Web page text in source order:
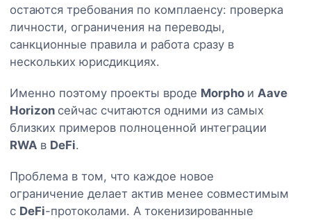
остаются требования по комплаенсу: проверка
личности, ограничения на переводы,
санкционные правила и работа сразу в
нескольких юрисдикциях.
Именно поэтому проекты вроде Morpho и Aave
Horizon сейчас считаются одними из самых
близких примеров полноценной интеграции
RWA в DeFi.
Проблема в том, что каждое новое
ограничение делает актив менее совместимым
с DeFi-протоколами. А токенизированные